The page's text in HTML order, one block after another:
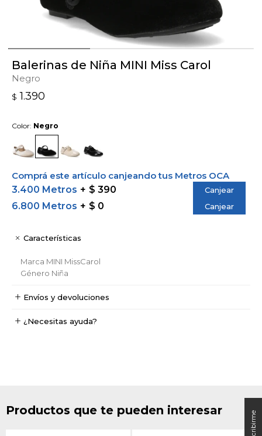
Balerinas de Niña MINI Miss Carol
Negro
$ 1.390
Color: Negro
Comprá este artículo canjeando tus Metros OCA
3.400 Metros
$ 390 Canjear
6.800 Metros $ 0 Canjear
Características
Marca MINI MissCarol
Género Niña
Envíos y devoluciones
¿Necesitas ayuda?
Productos que te pueden interesar